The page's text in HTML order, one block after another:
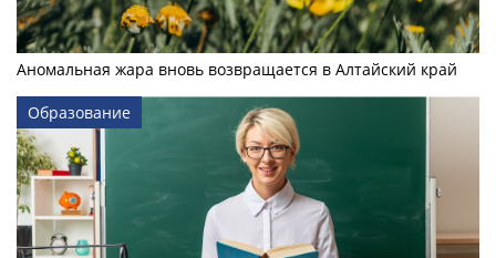
Аномальная жара вновь возвращается в Алтайский край
Образование